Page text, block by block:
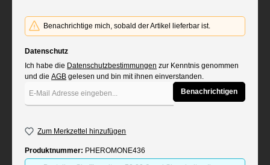
Benachrichtige mich, sobald der Artikel lieferbar ist.
Datenschutz
Ich habe die Datenschutzbestimmungen zur Kenntnis genommen
und die AGB gelesen und bin mit ihnen einverstanden.
Benachrichtigen
Zum Merkzettel hinzufügen
Produktnummer: PHEROMONE436